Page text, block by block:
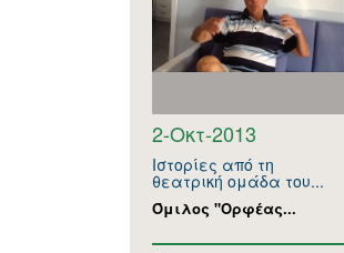
2-Οκτ-2013
Ιστορίες από τη
θεατρική ομάδα του...
Όμιλος "Ορφέας...